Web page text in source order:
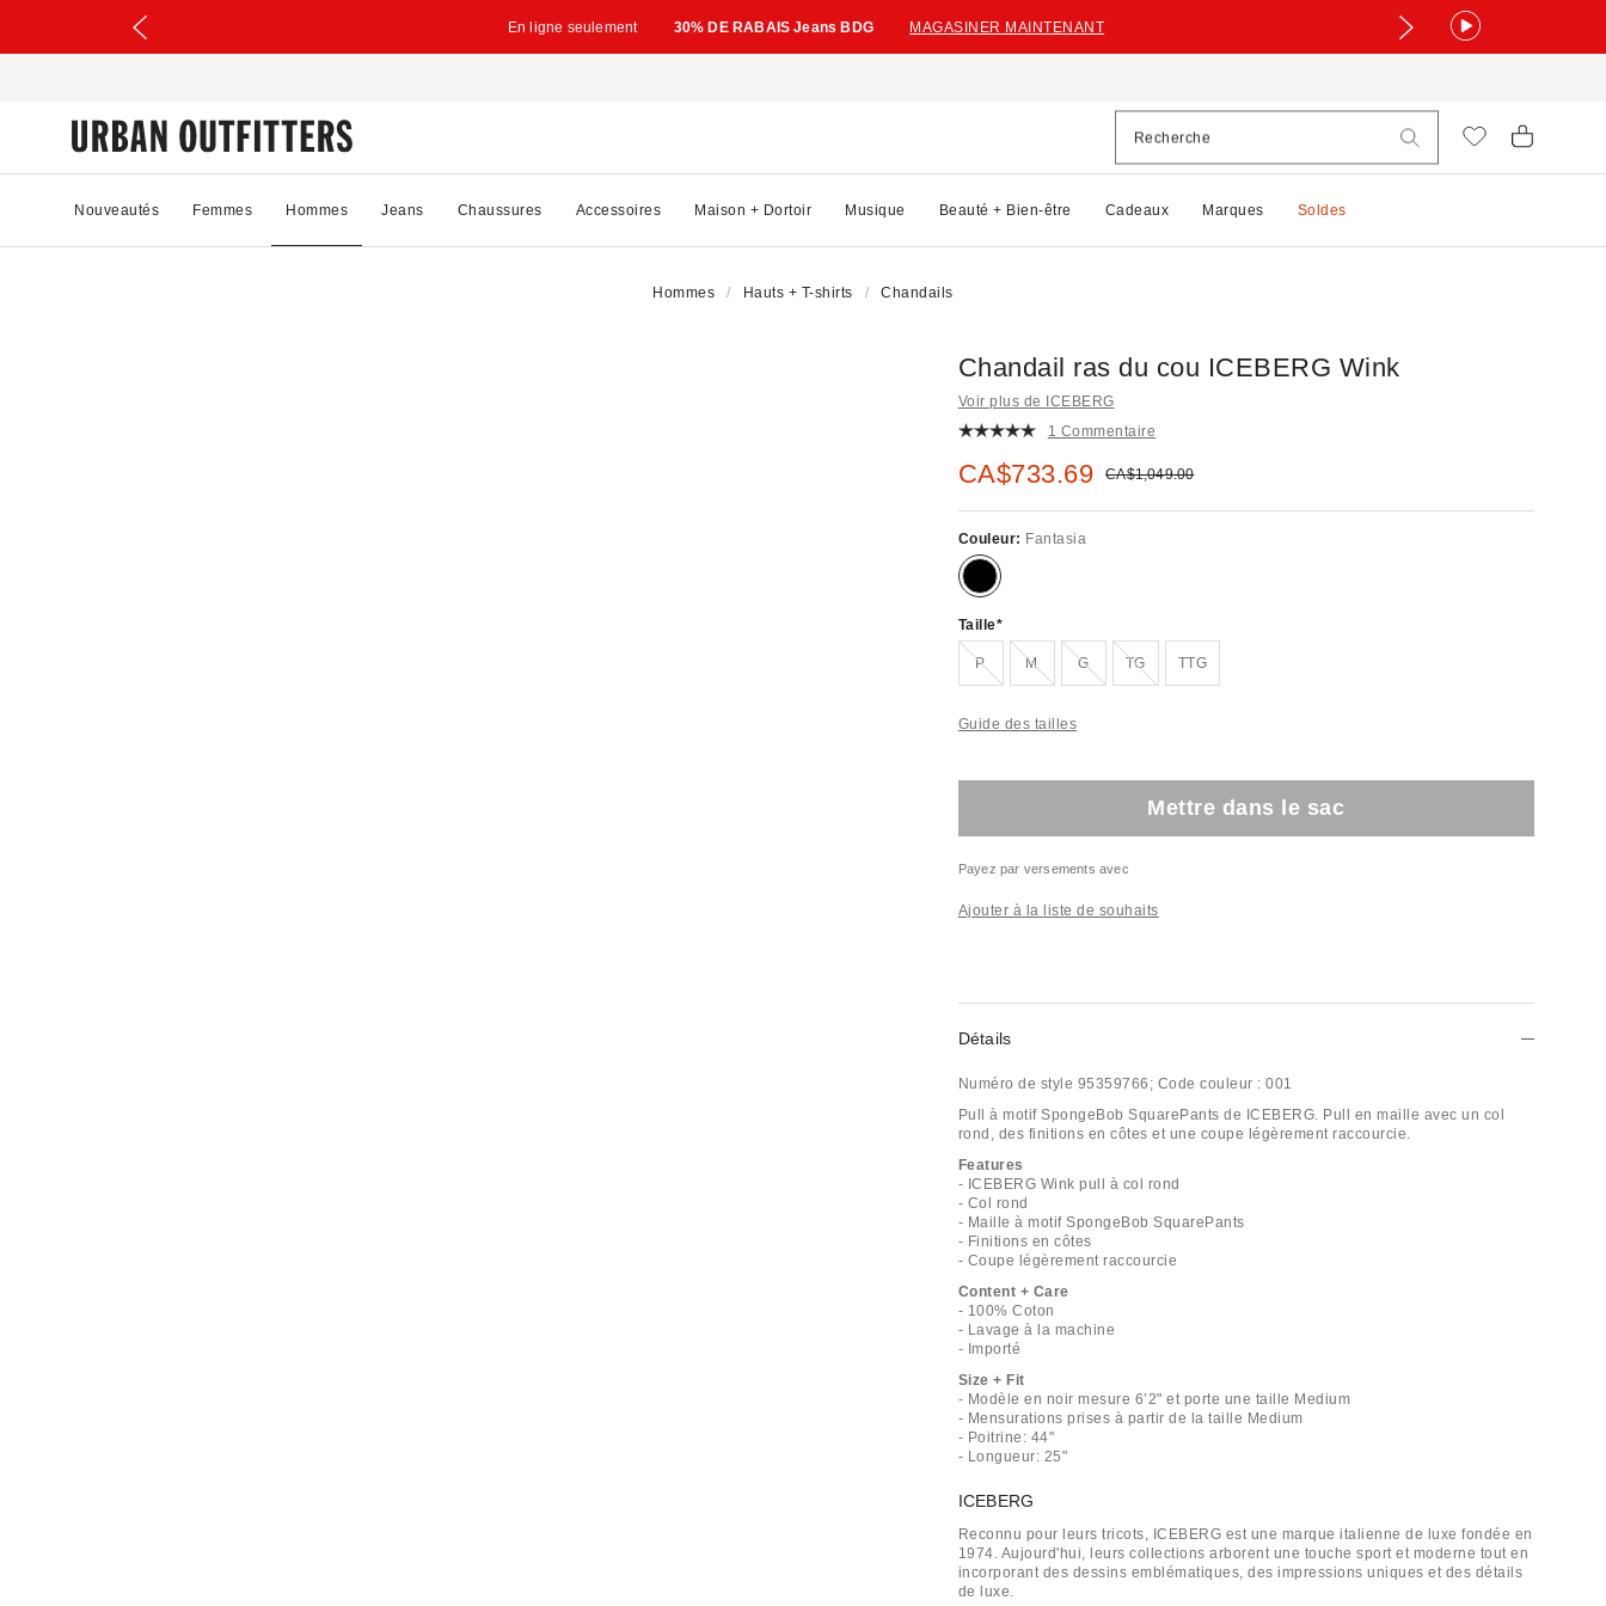
En ligne seulement 30% DE RABAIS Jeans BDG MAGASINER MAINTENANT
Nouveautés Femmes Hommes Jeans Chaussures Accessoires Maison + Dortoir Musique Beauté + Bien-être Cadeaux Marques Soldes
Hommes Hauts + T-shirts Chandails
Chandail ras du cou ICEBERG Wink
Voir plus de ICEBERG
1 Commentaire
Prix soldé :
CA$733.69 Prix courant :
CA$1,049.00
Couleur: Fantasia
Taille
PÉpuiséMÉpuiséGÉpuiséTGÉpuiséTTG
Guide des tailles
Mettre dans le sac
Payez par versements avec
Ajouter à la liste de souhaits
Détails
Numéro de style 95359766; Code couleur : 001
Pull à motif SpongeBob SquarePants de ICEBERG. Pull en maille avec un col
rond, des finitions en côtes et une coupe légèrement raccourcie.
Features
- ICEBERG Wink pull à col rond
- Col rond
- Maille à motif SpongeBob SquarePants
- Finitions en côtes
- Coupe légèrement raccourcie
Content + Care
- 100% Coton
- Lavage à la machine
- Importé
Size + Fit
- Modèle en noir mesure 6’2" et porte une taille Medium
- Mensurations prises à partir de la taille Medium
- Poitrine: 44"
- Longueur: 25"
ICEBERG
Reconnu pour leurs tricots, ICEBERG est une marque italienne de luxe fondée en
1974. Aujourd'hui, leurs collections arborent une touche sport et moderne tout en
incorporant des dessins emblématiques, des impressions uniques et des détails
de luxe.